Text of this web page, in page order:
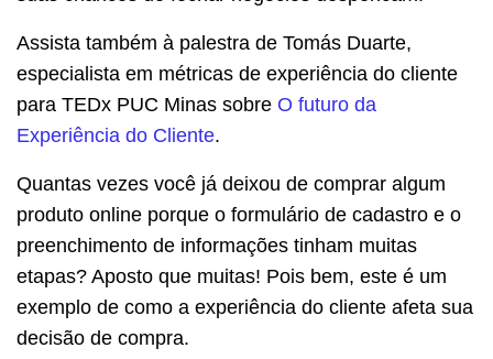
Assista também à palestra de Tomás Duarte,
especialista em métricas de experiência do cliente
para TEDx PUC Minas sobre O futuro da
Experiência do Cliente.
Quantas vezes você já deixou de comprar algum
produto online porque o formulário de cadastro e o
preenchimento de informações tinham muitas
etapas? Aposto que muitas! Pois bem, este é um
exemplo de como a experiência do cliente afeta sua
decisão de compra.